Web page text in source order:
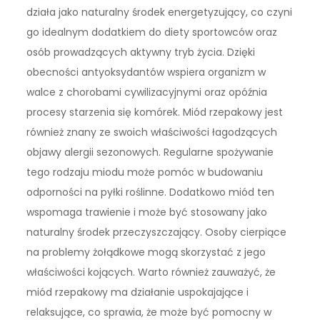
działa jako naturalny środek energetyzujący, co czyni
go idealnym dodatkiem do diety sportowców oraz
osób prowadzących aktywny tryb życia. Dzięki
obecności antyoksydantów wspiera organizm w
walce z chorobami cywilizacyjnymi oraz opóźnia
procesy starzenia się komórek. Miód rzepakowy jest
również znany ze swoich właściwości łagodzących
objawy alergii sezonowych. Regularne spożywanie
tego rodzaju miodu może pomóc w budowaniu
odporności na pyłki roślinne. Dodatkowo miód ten
wspomaga trawienie i może być stosowany jako
naturalny środek przeczyszczający. Osoby cierpiące
na problemy żołądkowe mogą skorzystać z jego
właściwości kojących. Warto również zauważyć, że
miód rzepakowy ma działanie uspokajające i
relaksujące, co sprawia, że może być pomocny w